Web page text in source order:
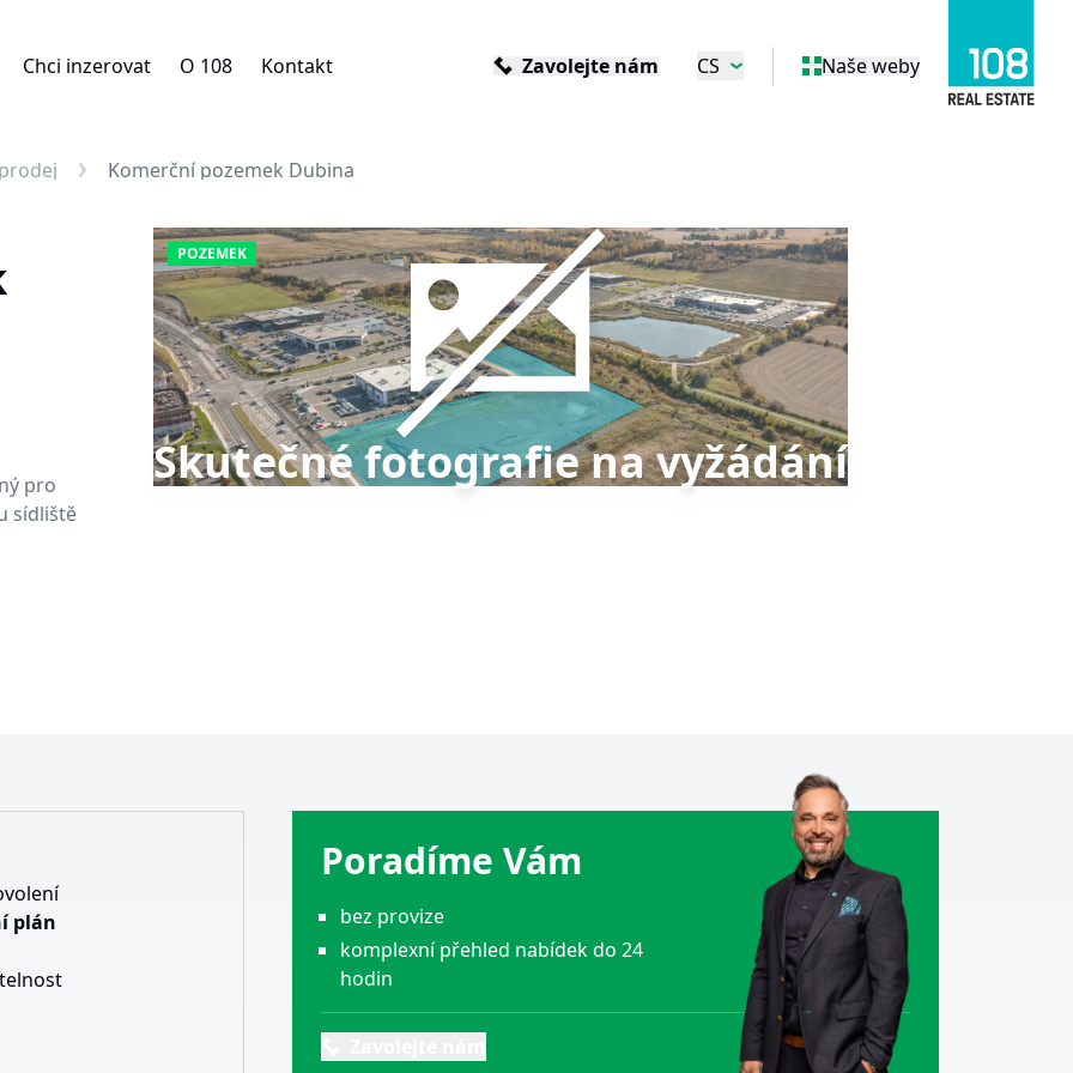
Chci inzerovat O 108 Kontakt Zavolejte nám CS Naše weby
Komerční pozemek Dubina
pro
sídliště
POZEMEK
Skutečné fotografie na vyžádání
plán
Poradíme Vám
bez provize
komplexní přehled nabídek do 24
hodin